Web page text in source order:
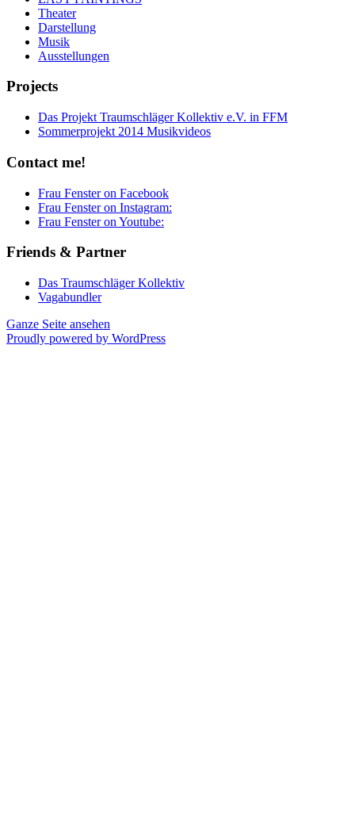
Theater
Darstellung
Musik
Ausstellungen
Projects
Das Projekt Traumschläger Kollektiv e.V. in FFM
Sommerprojekt 2014 Musikvideos
Contact me!
Frau Fenster on Facebook
Frau Fenster on Instagram:
Frau Fenster on Youtube:
Friends & Partner
Das Traumschläger Kollektiv
Vagabundler
Ganze Seite ansehen
Proudly powered by WordPress